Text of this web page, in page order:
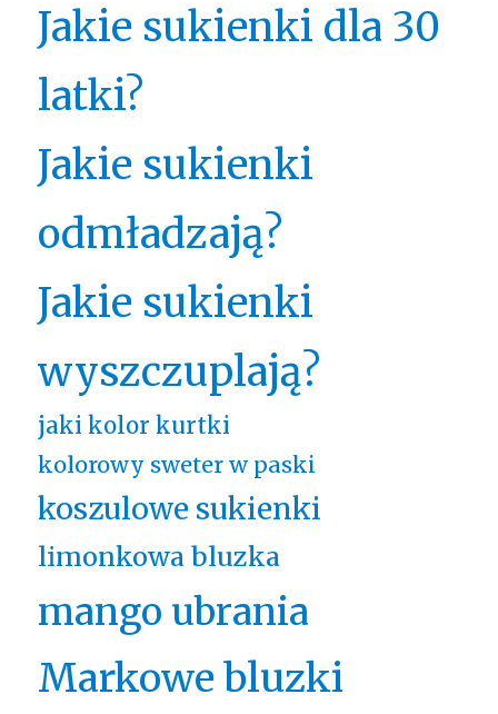
Jakie sukienki dla 30
latki?
Jakie sukienki
odmładzają?
Jakie sukienki
wyszczuplają?
jaki kolor kurtki
kolorowy sweter w paski
koszulowe sukienki
limonkowa bluzka
mango ubrania
Markowe bluzki